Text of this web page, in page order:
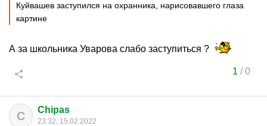
Куйвашев заступился на охранника, нарисовавшего глаза
картине
А за школьника Уварова слабо заступиться ?
1 /0
C Chipas
23:32, 15.02.2022